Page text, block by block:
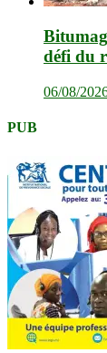
défi du
06/08/
PUB